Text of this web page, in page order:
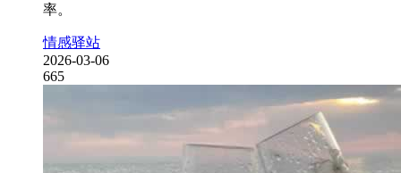
率。
情感驿站
2026-03-06
665